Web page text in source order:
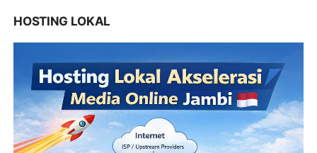
HOSTING LOKAL